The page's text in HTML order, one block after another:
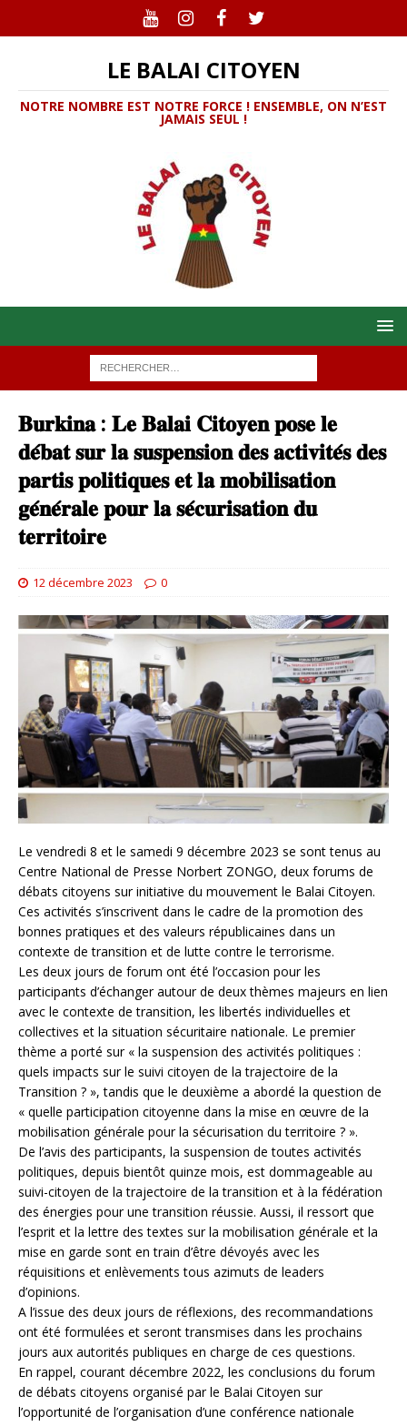
LE BALAI CITOYEN
NOTRE NOMBRE EST NOTRE FORCE ! ENSEMBLE, ON N’EST
JAMAIS SEUL !
𝐁𝐮𝐫𝐤𝐢𝐧𝐚 : 𝐋𝐞 𝐁𝐚𝐥𝐚𝐢 𝐂𝐢𝐭𝐨𝐲𝐞𝐧 𝐩𝐨𝐬𝐞 𝐥𝐞
𝐝𝐞́𝐛𝐚𝐭 𝐬𝐮𝐫 𝐥𝐚 𝐬𝐮𝐬𝐩𝐞𝐧𝐬𝐢𝐨𝐧 𝐝𝐞𝐬 𝐚𝐜𝐭𝐢𝐯𝐢𝐭𝐞́𝐬 𝐝𝐞𝐬
𝐩𝐚𝐫𝐭𝐢𝐬 𝐩𝐨𝐥𝐢𝐭𝐢𝐪𝐮𝐞𝐬 𝐞𝐭 𝐥𝐚 𝐦𝐨𝐛𝐢𝐥𝐢𝐬𝐚𝐭𝐢𝐨𝐧
𝐠𝐞́𝐧𝐞́𝐫𝐚𝐥𝐞 𝐩𝐨𝐮𝐫 𝐥𝐚 𝐬𝐞́𝐜𝐮𝐫𝐢𝐬𝐚𝐭𝐢𝐨𝐧 𝐝𝐮
𝐭𝐞𝐫𝐫𝐢𝐭𝐨𝐢𝐫𝐞
12 décembre 2023 0
Le vendredi 8 et le samedi 9 décembre 2023 se sont tenus au
Centre National de Presse Norbert ZONGO, deux forums de
débats citoyens sur initiative du mouvement le Balai Citoyen.
Ces activités s’inscrivent dans le cadre de la promotion des
bonnes pratiques et des valeurs républicaines dans un
contexte de transition et de lutte contre le terrorisme.
Les deux jours de forum ont été l’occasion pour les
participants d’échanger autour de deux thèmes majeurs en lien
avec le contexte de transition, les libertés individuelles et
collectives et la situation sécuritaire nationale. Le premier
thème a porté sur « la suspension des activités politiques :
quels impacts sur le suivi citoyen de la trajectoire de la
Transition ? », tandis que le deuxième a abordé la question de
« quelle participation citoyenne dans la mise en œuvre de la
mobilisation générale pour la sécurisation du territoire ? ».
De l’avis des participants, la suspension de toutes activités
politiques, depuis bientôt quinze mois, est dommageable au
suivi-citoyen de la trajectoire de la transition et à la fédération
des énergies pour une transition réussie. Aussi, il ressort que
l’esprit et la lettre des textes sur la mobilisation générale et la
mise en garde sont en train d’être dévoyés avec les
réquisitions et enlèvements tous azimuts de leaders
d’opinions.
A l’issue des deux jours de réflexions, des recommandations
ont été formulées et seront transmises dans les prochains
jours aux autorités publiques en charge de ces questions.
En rappel, courant décembre 2022, les conclusions du forum
de débats citoyens organisé par le Balai Citoyen sur
l’opportunité de l’organisation d’une conférence nationale